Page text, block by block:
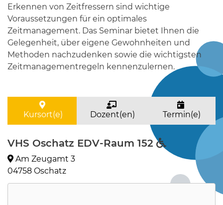
Erkennen von Zeitfressern sind wichtige
Voraussetzungen für ein optimales
Zeitmanagement. Das Seminar bietet Ihnen die
Gelegenheit, über eigene Gewohnheiten und
Methoden nachzudenken sowie die wichtigsten
Zeitmanagementregeln kennenzulernen.
Kursort(e) Dozent(en) Termin(e)
VHS Oschatz EDV-Raum 152
Am Zeugamt 3
04758 Oschatz